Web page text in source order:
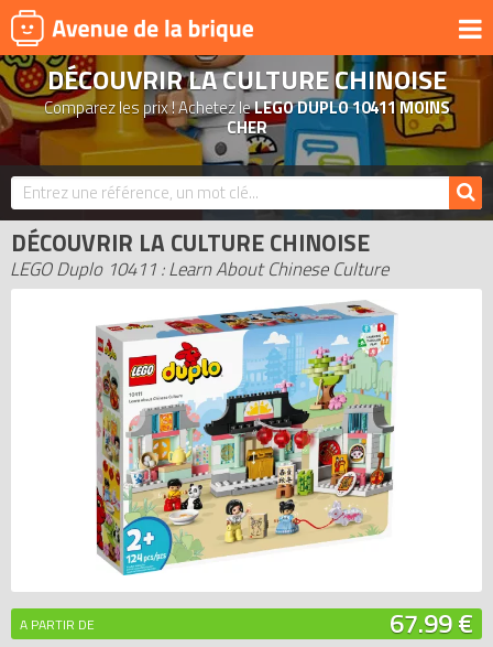
UNIVERS
PRODUITS DÉRIVÉS
NOUVEAUTÉS
LEGO 2026
BONS PLANS
ACTUALITÉS
ASSOCIATIONS DE FANS
EXPOSITIONS LEGO
LEGO LES PLUS CHERS
DERNIERS LEGO AJOUTÉS
DÉCOUVRIR LA CULTURE CHINOISE
Comparez les prix ! Achetez leLEGO DUPLO 10411 MOINS
CHER
DÉCOUVRIR LA CULTURE CHINOISE
LEGO Duplo 10411 : Learn About Chinese Culture
A PARTIR DE 67.99 €